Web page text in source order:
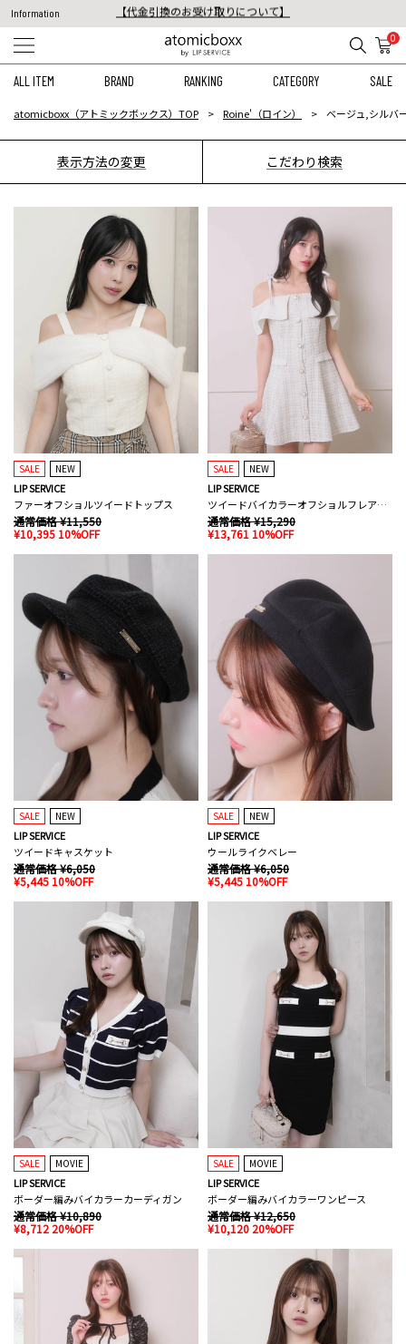
Information
税込11,000円以上のご注文で送料無料！
【重要】予約商品のお支払い方法（代金引換）変更に関するお知らせ
0
ALL ITEM BRAND RANKING CATEGORY SALE
atomicboxx（アトミックボックス）TOP Roine'（ロイン） ベージュ,シルバ
表示方法の変更 こだわり検索
SALE NEW
LIP SERVICE
ファーオフショルツイードトップス
通常価格 ¥11,550
¥10,395 10%OFF
SALE NEW
LIP SERVICE
ツイードバイカラーオフショルフレアワンピース
通常価格 ¥15,290
¥13,761 10%OFF
SALE NEW
LIP SERVICE
ツイードキャスケット
通常価格 ¥6,050
¥5,445 10%OFF
SALE NEW
LIP SERVICE
ウールライクベレー
通常価格 ¥6,050
¥5,445 10%OFF
SALE MOVIE
LIP SERVICE
ボーダー編みバイカラーカーディガン
通常価格 ¥10,890
¥8,712 20%OFF
SALE MOVIE
LIP SERVICE
ボーダー編みバイカラーワンピース
通常価格 ¥12,650
¥10,120 20%OFF